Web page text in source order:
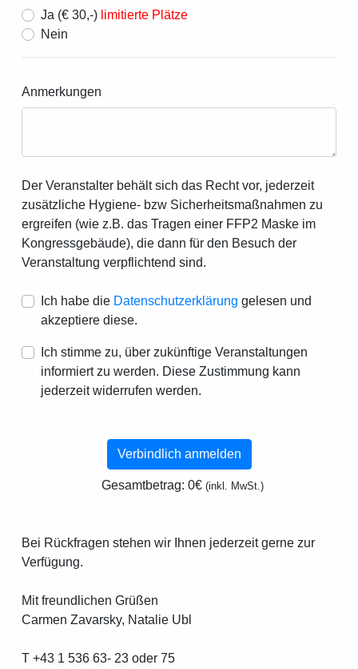
Ja (€ 30,-) limitierte Plätze
Nein
Anmerkungen
Der Veranstalter behält sich das Recht vor, jederzeit
zusätzliche Hygiene- bzw Sicherheitsmaßnahmen zu
ergreifen (wie z.B. das Tragen einer FFP2 Maske im
Kongressgebäude), die dann für den Besuch der
Veranstaltung verpflichtend sind.
Ich habe die Datenschutzerklärung gelesen und
akzeptiere diese.
Ich stimme zu, über zukünftige Veranstaltungen
informiert zu werden. Diese Zustimmung kann
jederzeit widerrufen werden.
Verbindlich anmelden
Gesamtbetrag: 0€ (inkl. MwSt.)
Bei Rückfragen stehen wir Ihnen jederzeit gerne zur
Verfügung.
Mit freundlichen Grüßen
Carmen Zavarsky, Natalie Ubl
T +43 1 536 63- 23 oder 75